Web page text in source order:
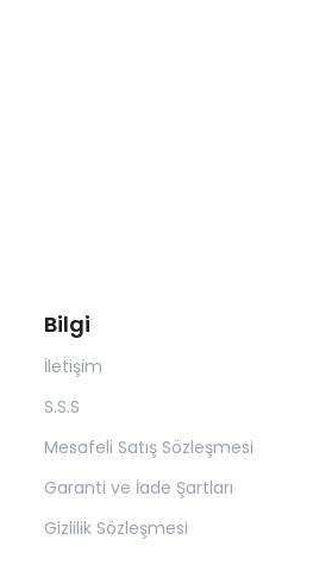
Bilgi
İletişim
S.S.S
Mesafeli Satış Sözleşmesi
Garanti ve İade Şartları
Gizlilik Sözleşmesi